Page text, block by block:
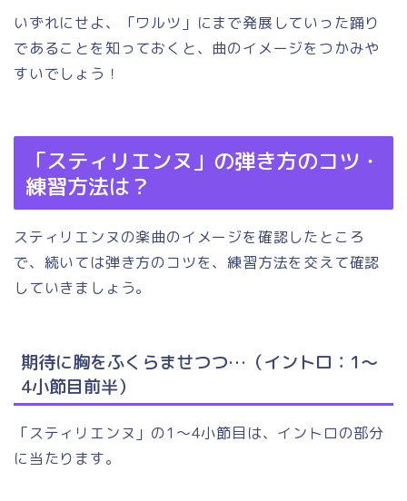
いずれにせよ、「ワルツ」にまで発展していった踊り
であることを知っておくと、曲のイメージをつかみや
すいでしょう！
「スティリエンヌ」の弾き方のコツ・
練習方法は？
スティリエンヌの楽曲のイメージを確認したところ
で、続いては弾き方のコツを、練習方法を交えて確認
していきましょう。
期待に胸をふくらませつつ…（イントロ：1～
4小節目前半）
「スティリエンヌ」の1～4小節目は、イントロの部分
に当たります。